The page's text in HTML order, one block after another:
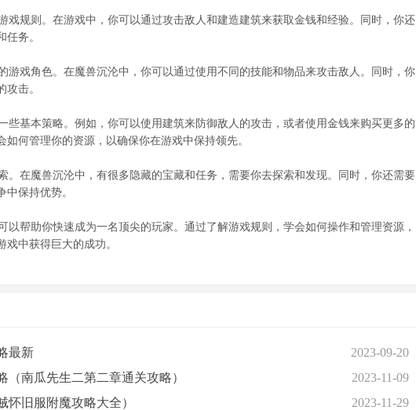
规则。在游戏中，你可以通过攻击敌人和建造建筑来获取金钱和经验。同时，你还
务。
戏角色。在魔兽沉沦中，你可以通过使用不同的技能和物品来攻击敌人。同时，你
击。
基本策略。例如，你可以使用建筑来防御敌人的攻击，或者使用金钱来购买更多的
何管理你的资源，以确保你在游戏中保持领先。
在魔兽沉沦中，有很多隐藏的宝藏和任务，需要你去探索和发现。同时，你还需要
保持优势。
帮助你快速成为一名顶尖的玩家。通过了解游戏规则，学会如何操作和管理资源，
中获得巨大的成功。
最新
2023-09-20
南瓜先生二第二章通关攻略）
2023-11-09
怀旧服附魔攻略大全）
2023-11-29